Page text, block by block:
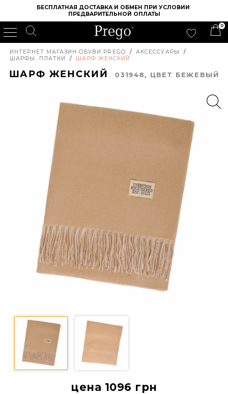
БЕСПЛАТНАЯ ДОСТАВКА И ОБМЕН ПРИ УСЛОВИИ
ПРЕДВАРИТЕЛЬНОЙ ОПЛАТЫ
0
ИНТЕРНЕТ МАГАЗИН ОБУВИ PREGO / АКСЕССУАРЫ
/
ШАРФЫ, ПЛАТКИ
/ ШАРФ ЖЕНСКИЙ
ШАРФ ЖЕНСКИЙ031948, ЦВЕТ БЕЖЕВЫЙ
цена 1096 грн